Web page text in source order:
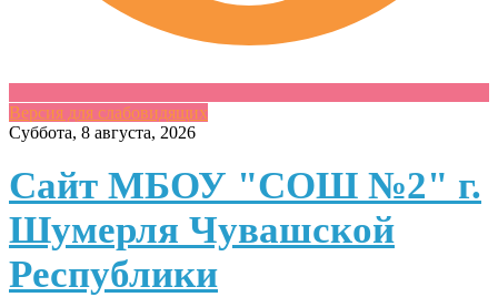
Версия для слабовидящих
Skip
content
Суббота, 8 августа, 2026
Сайт МБОУ "СОШ №2" г.
Шумерля Чувашской
Республики